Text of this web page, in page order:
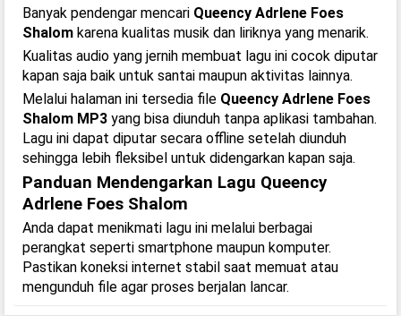
Banyak pendengar mencari Queency Adrlene Foes
Shalom karena kualitas musik dan liriknya yang menarik.
Kualitas audio yang jernih membuat lagu ini cocok diputar
kapan saja baik untuk santai maupun aktivitas lainnya.
Melalui halaman ini tersedia file Queency Adrlene Foes
Shalom MP3 yang bisa diunduh tanpa aplikasi tambahan.
Lagu ini dapat diputar secara offline setelah diunduh
sehingga lebih fleksibel untuk didengarkan kapan saja.
Panduan Mendengarkan Lagu Queency
Adrlene Foes Shalom
Anda dapat menikmati lagu ini melalui berbagai
perangkat seperti smartphone maupun komputer.
Pastikan koneksi internet stabil saat memuat atau
mengunduh file agar proses berjalan lancar.